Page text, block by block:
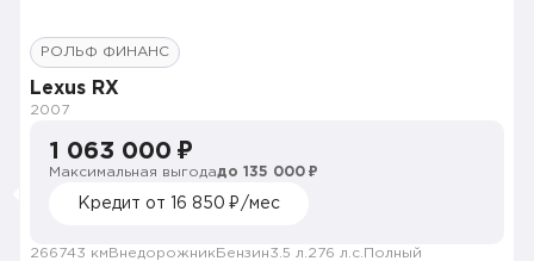
РОЛЬФ ФИНАНС
Lexus RX
2007
1 063 000 ₽
Максимальная выгодадо 135 000 ₽
Кредит от 16 850 ₽/мес
266743 км Внедорожник Бензин3.5 л. 276 л.с. Полный